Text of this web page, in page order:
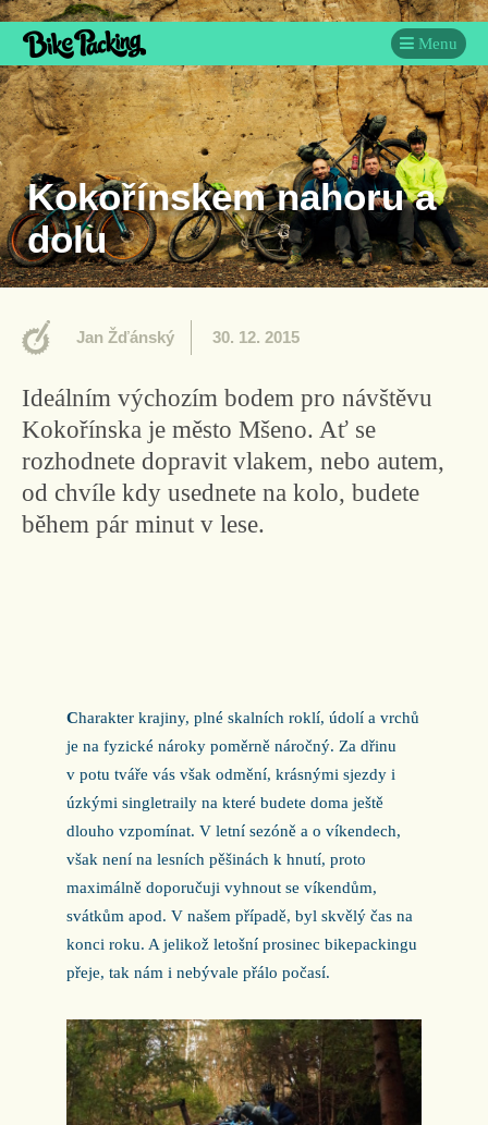
Menu
Kokořínskem nahoru a
dolu
Jan Žďánský 30. 12. 2015
Ideálním výchozím bodem pro návštěvu
Kokořínska je město Mšeno. Ať se
rozhodnete dopravit vlakem, nebo autem,
od chvíle kdy usednete na kolo, budete
během pár minut v lese.
Charakter krajiny, plné skalních roklí, údolí a vrchů
je na fyzické nároky poměrně náročný. Za dřinu
v potu tváře vás však odmění, krásnými sjezdy i
úzkými singletraily na které budete doma ještě
dlouho vzpomínat. V letní sezóně a o víkendech,
však není na lesních pěšinách k hnutí, proto
maximálně doporučuji vyhnout se víkendům,
svátkům apod. V našem případě, byl skvělý čas na
konci roku. A jelikož letošní prosinec bikepackingu
přeje, tak nám i nebývale přálo počasí.